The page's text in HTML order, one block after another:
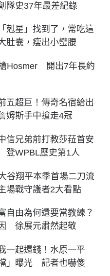
隊史37年最差紀錄
剋星」找到了，常吃這
肚囊，瘦出小蠻腰
Hosmer 開出7年長約
五超巨！傳奇名宿給出
姆斯手中搶走4冠
信兄弟前打教莎菈首安
WPBL歷史第1人
谷翔平本季首場二刀流
場戰守護者2大看點
自由為何還要當教練？
徐展元肅然起敬
一起還錢！水原一平
檔」曝光 記者也嚇傻